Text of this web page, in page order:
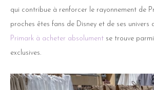
qui contribue à renforcer le rayonnement de
proches êtes fans de Disney et de ses univers
Primark à acheter absolument se trouve
exclusives.